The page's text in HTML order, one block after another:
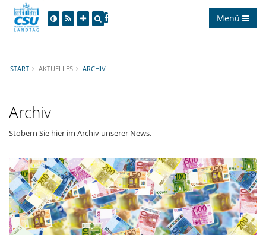
Menü
START AKTUELLES ARCHIV
Archiv
Stöbern Sie hier im Archiv unserer News.